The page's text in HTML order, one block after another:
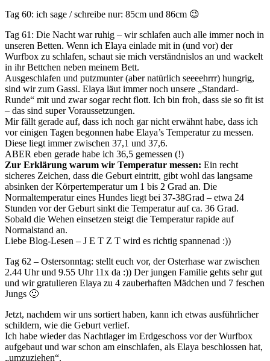
Tag 60: ich sage / schreibe nur: 85cm und 86cm 😉
Tag 61: Die Nacht war ruhig – wir schlafen auch alle immer noch in
unseren Betten. Wenn ich Elaya einlade mit in (und vor) der
Wurfbox zu schlafen, schaut sie mich verständnislos an und wackelt
in ihr Bettchen neben meinem Bett.
Ausgeschlafen und putzmunter (aber natürlich seeeehrrr) hungrig,
sind wir zum Gassi. Elaya läut immer noch unsere „Standard-
Runde“ mit und zwar sogar recht flott. Ich bin froh, dass sie so fit ist
– das sind super Voraussetzungen.
Mir fällt gerade auf, dass ich noch gar nicht erwähnt habe, dass ich
vor einigen Tagen begonnen habe Elaya’s Temperatur zu messen.
Diese liegt immer zwischen 37,1 und 37,6.
ABER eben gerade habe ich 36,5 gemessen (!)
Zur Erklärung warum wir Temperatur messen: Ein recht
sicheres Zeichen, dass die Geburt eintritt, gibt wohl das langsame
absinken der Körpertemperatur um 1 bis 2 Grad an. Die
Normaltemperatur eines Hundes liegt bei 37-38Grad – etwa 24
Stunden vor der Geburt sinkt die Temperatur auf ca. 36 Grad.
Sobald die Wehen einsetzen steigt die Temperatur rapide auf
Normalstand an.
Liebe Blog-Lesen – J E T Z T wird es richtig spannenad :))
Tag 62 – Ostersonntag: stellt euch vor, der Osterhase war zwischen
2.44 Uhr und 9.55 Uhr 11x da :)) Der jungen Familie gehts sehr gut
und wir gratulieren Elaya zu 4 zauberhaften Mädchen und 7 feschen
Jungs 🙂
Jetzt, nachdem wir uns sortiert haben, kann ich etwas ausführlicher
schildern, wie die Geburt verlief.
Ich habe wieder das Nachtlager im Erdgeschoss vor der Wurfbox
aufgebaut und war schon am einschlafen, als Elaya beschlossen hat,
„umzuziehen“.